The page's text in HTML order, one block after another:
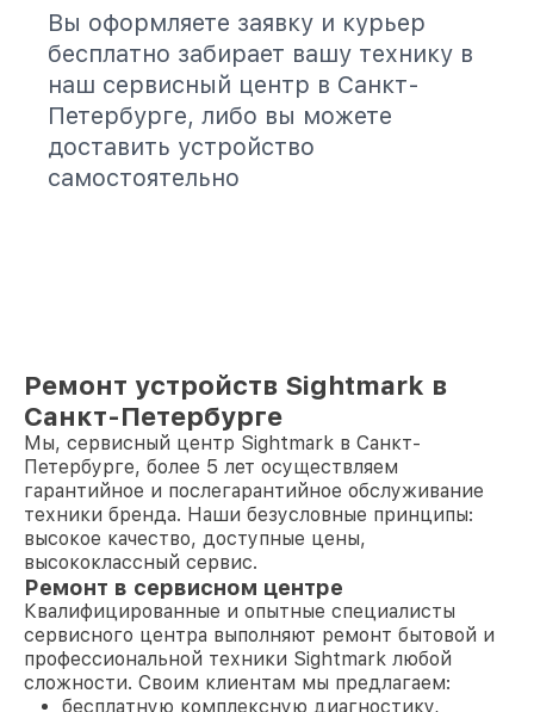
Вы оформляете заявку и курьер
бесплатно забирает вашу технику в
наш сервисный центр в Санкт-
Петербурге, либо вы можете
доставить устройство
самостоятельно
Ремонт устройств Sightmark в
Санкт-Петербурге
Мы, сервисный центр Sightmark в Санкт-
Петербурге, более 5 лет осуществляем
гарантийное и послегарантийное обслуживание
техники бренда. Наши безусловные принципы:
высокое качество, доступные цены,
высококлассный сервис.
Ремонт в сервисном центре
Квалифицированные и опытные специалисты
сервисного центра выполняют ремонт бытовой и
профессиональной техники Sightmark любой
сложности. Своим клиентам мы предлагаем:
бесплатную комплексную диагностику,